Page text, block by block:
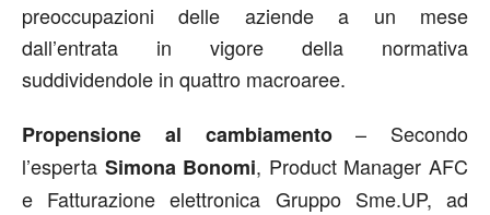
preoccupazioni delle aziende a un mese
dall’entrata in vigore della normativa
suddividendole in quattro macroaree.
Propensione al cambiamento– Secondo
l’esperta Simona Bonomi, Product Manager AFC
e Fatturazione elettronica Gruppo Sme.UP, ad